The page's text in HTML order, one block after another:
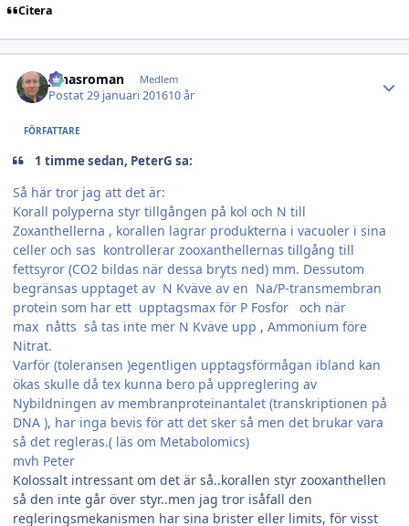
Citera
jonasroman Medlem
Postat29 januari 201610 år
FÖRFATTARE
1 timme sedan, PeterG sa:
Så här tror jag att det är:
Korall polyperna styr tillgången på kol och N till
Zoxanthellerna , korallen lagrar produkterna i vacuoler i sina
celler och sas kontrollerar zooxanthellernas tillgång till
fettsyror (CO2 bildas när dessa bryts ned) mm. Dessutom
begränsas upptaget av N Kväve av en Na/P-transmembran
protein som har ett upptagsmax för P Fosfor och när
max nåtts så tas inte mer N Kväve upp , Ammonium före
Nitrat.
Varför (toleransen )egentligen upptagsförmågan ibland kan
ökas skulle då tex kunna bero på uppreglering av
Nybildningen av membranproteinantalet (transkriptionen på
DNA ), har inga bevis för att det sker så men det brukar vara
så det regleras.( läs om Metabolomics)
mvh Peter
Kolossalt intressant om det är så..korallen styr zooxanthellen
så den inte går över styr..men jag tror isåfall den
regleringsmekanismen har sina brister eller limits, för visst